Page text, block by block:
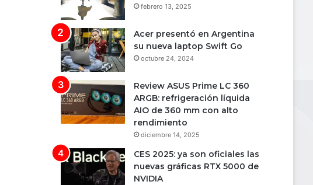
febrero 13, 2025
Acer presentó en Argentina
su nueva laptop Swift Go
octubre 24, 2024
Review ASUS Prime LC 360
ARGB: refrigeración líquida
AIO de 360 mm con alto
rendimiento
diciembre 14, 2025
CES 2025: ya son oficiales las
nuevas gráficas RTX 5000 de
NVIDIA